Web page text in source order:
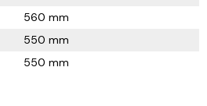
560 mm
550 mm
550 mm